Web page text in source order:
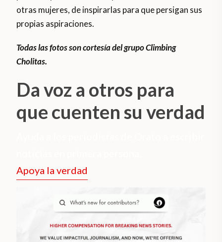
otras mujeres, de inspirarlas para que persigan sus
propias aspiraciones.
Todas las fotos son cortesía del grupo Climbing
Cholitas.
Da voz a otros para
que cuenten su verdad
Apoya la verdad